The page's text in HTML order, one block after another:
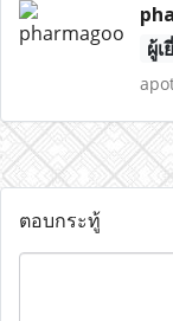
ผู้
ตอบกระทู้